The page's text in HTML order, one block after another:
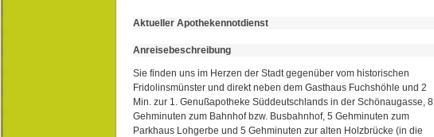
Aktueller Apothekennotdienst
Anreisebeschreibung
Sie finden uns im Herzen der Stadt gegenüber vom historischen
Fridolinsmünster und direkt neben dem Gasthaus Fuchshöhle und 2
Min. zur 1. Genußapotheke Süddeutschlands in der Schönaugasse, 8
Gehminuten zum Bahnhof bzw. Busbahnhof, 5 Gehminuten zum
Parkhaus Lohgerbe und 5 Gehminuten zur alten Holzbrücke (in die